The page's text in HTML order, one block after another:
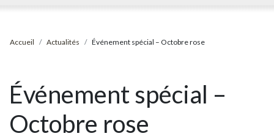
Accueil Actualités Événement spécial – Octobre rose
Événement spécial –
Octobre rose